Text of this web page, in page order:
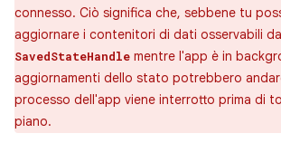
connesso. Ciò significa che, sebbene tu
aggiornare i contenitori di dati osservabili
SavedStateHandle mentre l'app è in
aggiornamenti dello stato potrebbero
processo dell'app viene interrotto prima di
piano.